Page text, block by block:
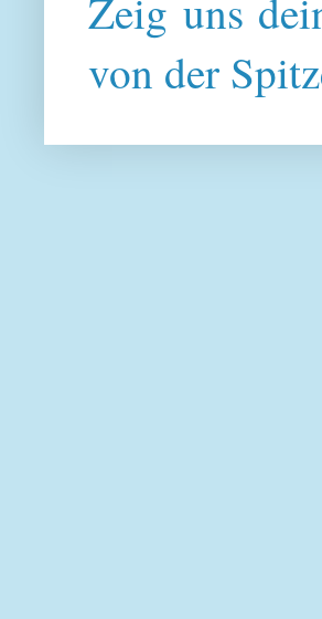
Zeig uns
von der